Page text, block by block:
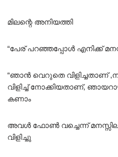
മിലന്റെ അനിയത്തി
“പേര് പറഞ്ഞപ്പോൾ എനിക്ക്
“ഞാൻ വെറുതെ വിളിച്ചതാണ്
വിളിച്ച് നോക്കിയതാണ്,
കണാം
അവൾ ഫോൺ വച്ചെന്ന്
വിളിച്ചു